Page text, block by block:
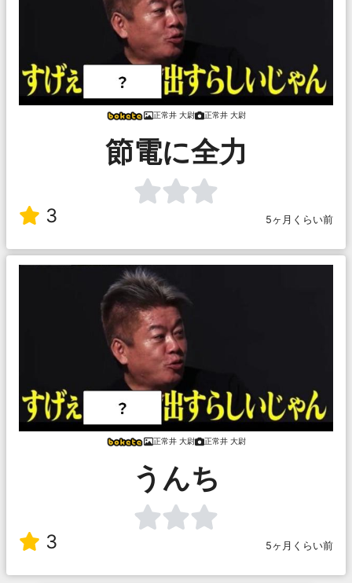
正常井 大尉 正常井 大尉
節電に全力
3 5ヶ月くらい前
正常井 大尉 正常井 大尉
うんち
3 5ヶ月くらい前